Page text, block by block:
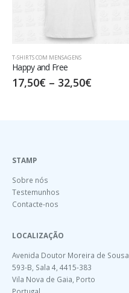
T-SHIRTS COM MENSAGENS
Happy and Free
17,50€ – 32,50€
STAMP
Sobre nós
Testemunhos
Contacte-nos
LOCALIZAÇÃO
Avenida Doutor Moreira de Sousa,
593-B, Sala 4, 4415-383
Vila Nova de Gaia, Porto